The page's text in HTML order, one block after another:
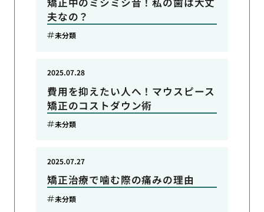
夫なの？
未分類
費用を抑えたい人へ！マウスピース
矯正のコストダウン術
2025.07.28
未分類
矯正治療で噛む際の痛みの理由
2025.07.27
未分類